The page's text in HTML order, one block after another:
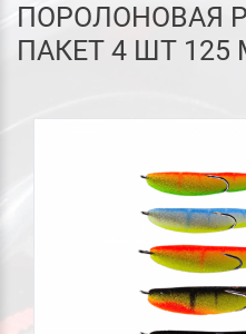
ПОРОЛОНОВАЯ
ПАКЕТ 4 ШТ 125